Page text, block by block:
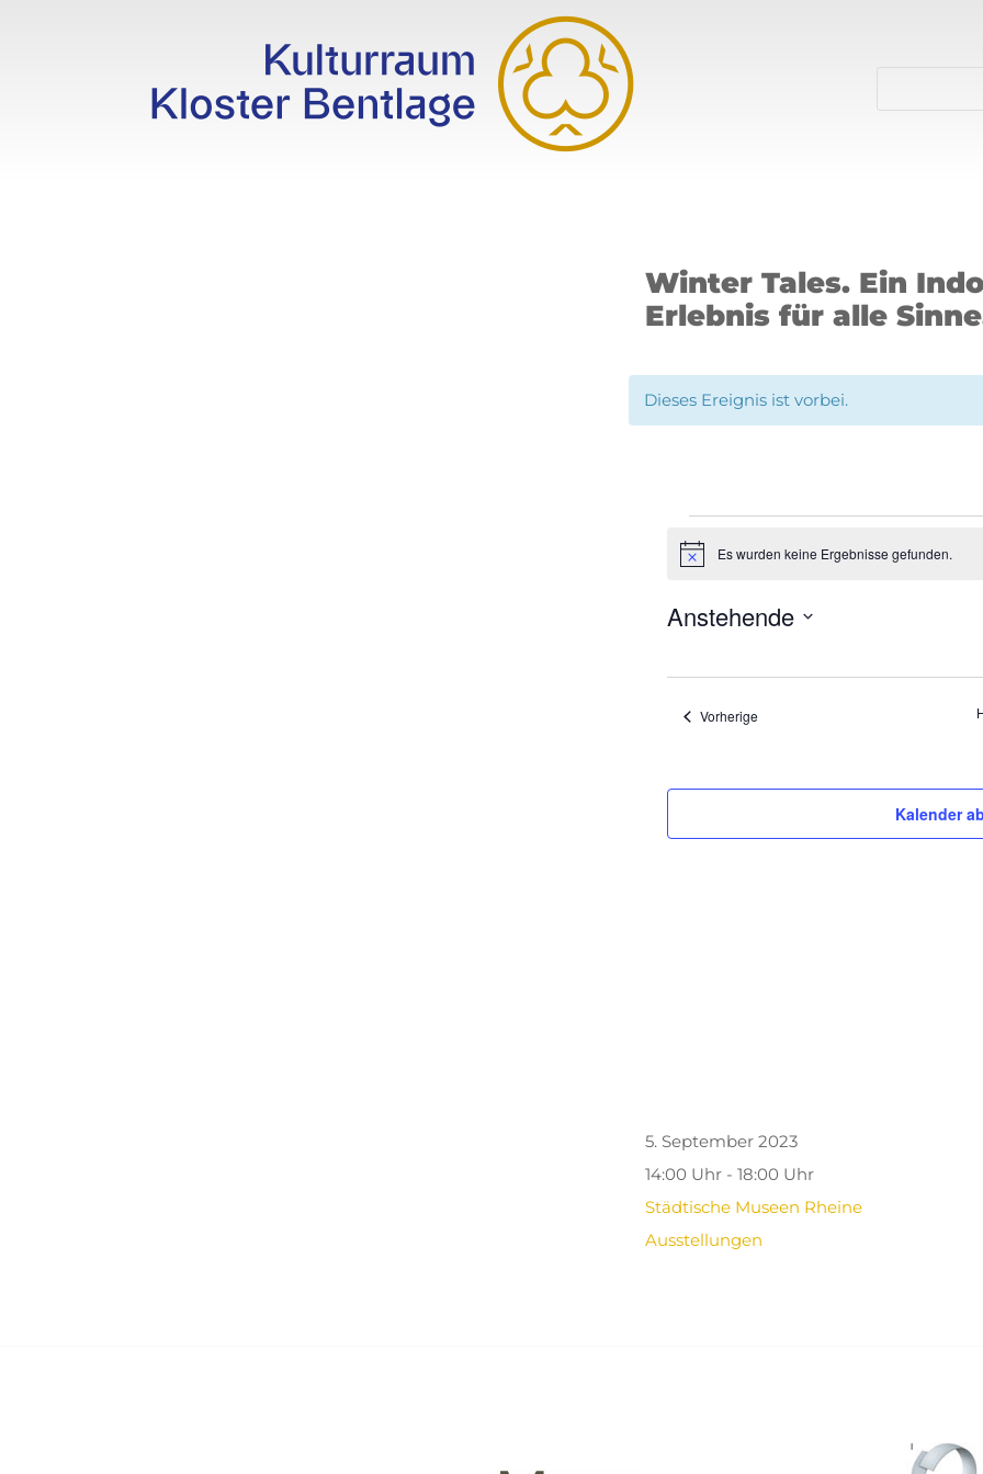
Winter Tales. Ein
Erlebnis für alle
Dieses Ereignis ist vorbei.
Veranstaltungen
HinweisEs wurden keine Ergebnisse gefunden.
Anstehende
auswählen.
VorherigeVeranstaltungen
Kalender
5. September 2023
14:00 Uhr - 18:00 Uhr
Städtische Museen Rheine
Ausstellungen